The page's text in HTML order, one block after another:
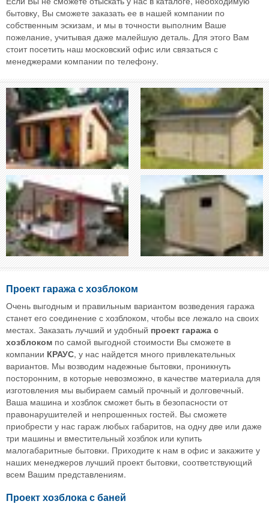
бытовку, Вы сможете заказать ее в нашей компании по
собственным эскизам, и мы в точности выполним Ваше
пожелание, учитывая даже малейшую деталь. Для этого Вам
стоит посетить наш московский офис или связаться с
менеджерами компании по телефону.
Проект гаража с хозблоком
Очень выгодным и правильным вариантом возведения гаража
станет его соединение с хозблоком, чтобы все лежало на своих
местах. Заказать лучший и удобный проект гаража с
хозблоком по самой выгодной стоимости Вы сможете в
компании КРАУС, у нас найдется много привлекательных
вариантов. Мы возводим надежные бытовки, проникнуть
посторонним, в которые невозможно, в качестве материала для
изготовления мы выбираем самый прочный и долговечный.
Ваша машина и хозблок сможет быть в безопасности от
правонарушителей и непрошенных гостей. Вы сможете
приобрести у нас гараж любых габаритов, на одну две или даже
три машины и вместительный хозблок или купить
малогабаритные бытовки. Приходите к нам в офис и закажите у
наших менеджеров лучший проект бытовки, соответствующий
всем Вашим представлениям.
Проект хозблока с баней